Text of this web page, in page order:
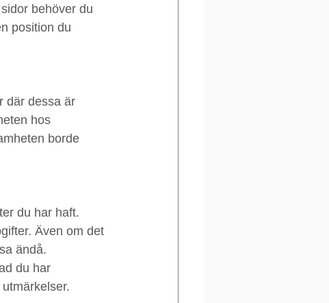
behöver du
position du
där dessa är
hos
borde
du har haft.
Även om det
ändå.
du har